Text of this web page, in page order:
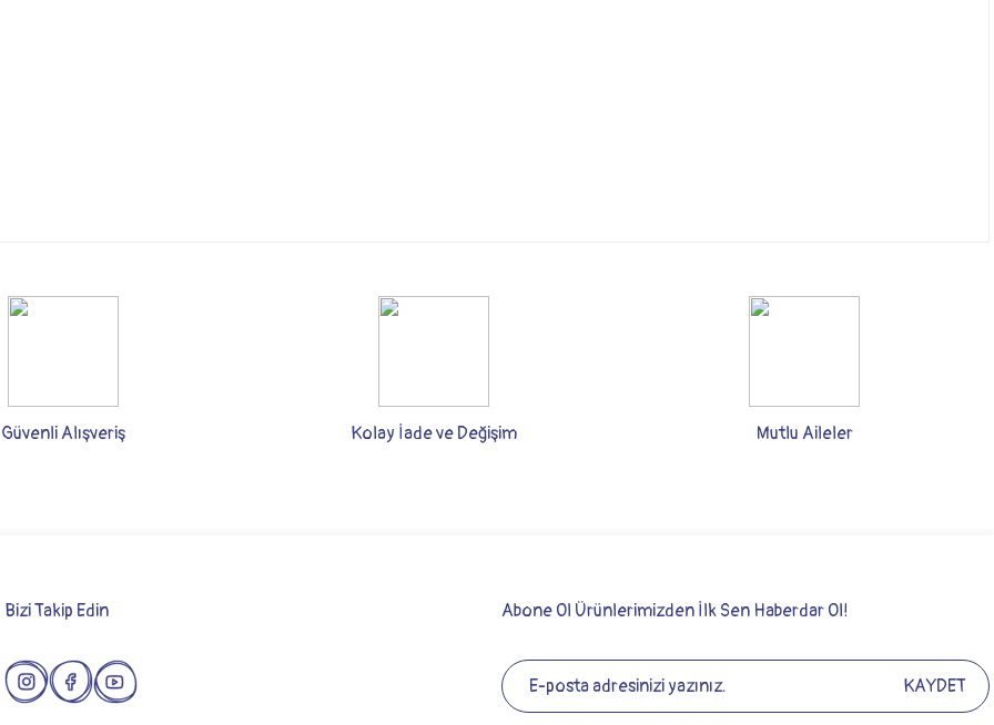
Güvenli Alışveriş Kolay İade ve Değişim Mutlu Aileler
Bizi Takip Edin Abone Ol Ürünlerimizden İlk Sen Haberdar Ol!
KAYDET